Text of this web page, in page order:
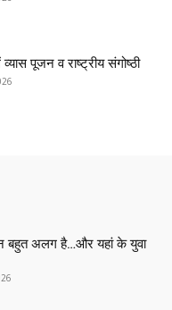
व्यास पूजन व राष्ट्रीय संगोष्ठी
बहुत अलग है…और यहां के युवा